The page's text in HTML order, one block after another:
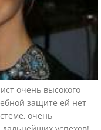
очень высокого
защите ей нет
очень